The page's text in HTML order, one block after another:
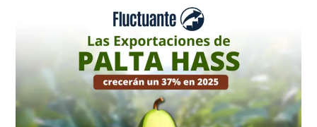
peruana
crecerán
un